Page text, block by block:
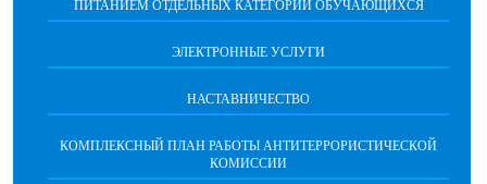
ПИТАНИЕМ ОТДЕЛЬНЫХ КАТЕГОРИЙ ОБУЧАЮЩИХСЯ
ЭЛЕКТРОННЫЕ УСЛУГИ
НАСТАВНИЧЕСТВО
КОМПЛЕКСНЫЙ ПЛАН РАБОТЫ АНТИТЕРРОРИСТИЧЕСКОЙ
КОМИССИИ